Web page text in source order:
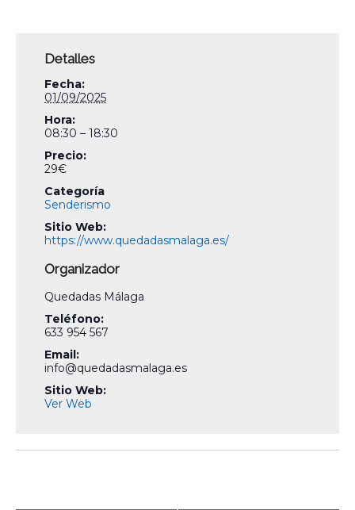
Detalles
Fecha:
01/09/2025
Hora:
08:30 – 18:30
Precio:
29€
Categoría
Senderismo
Sitio Web:
https://www.quedadasmalaga.es/
Organizador
Quedadas Málaga
Teléfono:
633 954 567
Email:
info@quedadasmalaga.es
Sitio Web:
Ver Web